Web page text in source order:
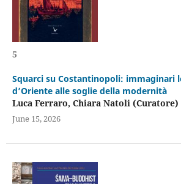
5
Squarci su Costantinopoli: immaginari
d’Oriente alle soglie della modernità
Luca Ferraro, Chiara Natoli (Curatore)
June 15, 2026